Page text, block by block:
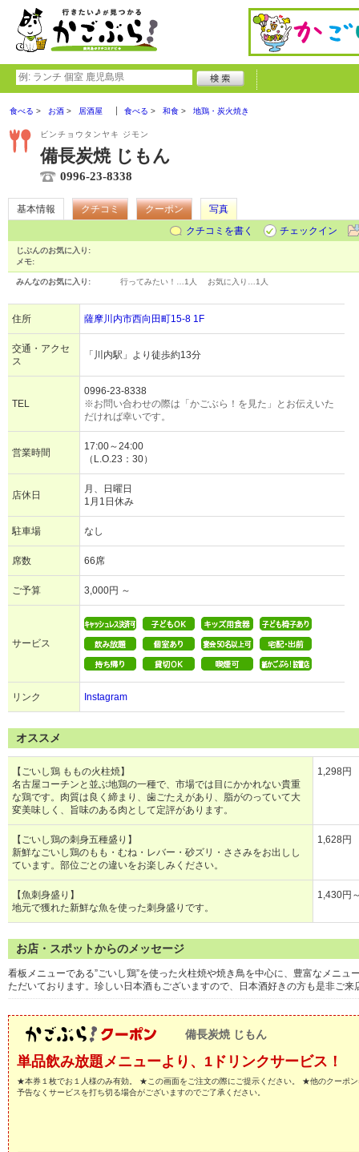
食べる お酒 居酒屋 食べる 和食 地鶏・炭火焼き
ビンチョウタンヤキ ジモン
備長炭焼 じもん
0996-23-8338
基本情報 クチコミ クーポン
写真
クチコミを書く
チェックイン
じぶんのお気に入り:
メモ:
みんなのお気に入り: 行ってみたい！… 1人 お気に入り… 1人
住所 薩摩川内市西向田町15-8 1F
交通・アクセ
ス
「川内駅」より徒歩約13分
TEL
0996-23-8338
※お問い合わせの際は「かごぶら！を見た」とお伝えいた
だければ幸いです。
営業時間
17:00～24:00
（L.O.23：30）
店休日
月、日曜日
1月1日休み
駐車場 なし
席数 66席
ご予算 3,000円 ～
サービス
リンク Instagram
オススメ
【ごいし鶏 ももの火柱焼】
名古屋コーチンと並ぶ地鶏の一種で、市場では目にかかれない貴重
な鶏です。肉質は良く締まり、歯ごたえがあり、脂がのっていて大
変美味しく、旨味のある肉として定評があります。
1,298円
【ごいし鶏の刺身五種盛り】
新鮮なごいし鶏のもも・むね・レバー・砂ズリ・ささみをお出しし
ています。部位ごとの違いをお楽しみください。
1,628円
【魚刺身盛り】
地元で獲れた新鮮な魚を使った刺身盛りです。
1,430円
お店・スポットからのメッセージ
看板メニューである”ごいし鶏”を使った火柱焼や焼き鳥を中心に、豊富なメニ
ただいております。珍しい日本酒もございますので、日本酒好きの方も是非ご来
備長炭焼 じもん
単品飲み放題メニューより、1ドリンクサービス！
★本券１枚でお１人様のみ有効。 ★この画面をご注文の際にご提示ください。 ★他のクーポ
予告なくサービスを打ち切る場合がございますのでご了承ください。